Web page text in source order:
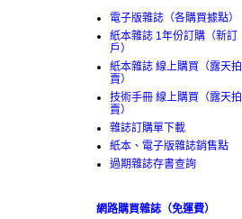
電子版雜誌（各購買據點）
紙本雜誌 1年份訂購（新訂
戶）
紙本雜誌 線上購買（露天拍
賣）
技術手冊 線上購買（露天拍
賣）
雜誌訂購單下載
紙本、電子版雜誌銷售點
過期雜誌存書查詢
網路購買雜誌（免運費）